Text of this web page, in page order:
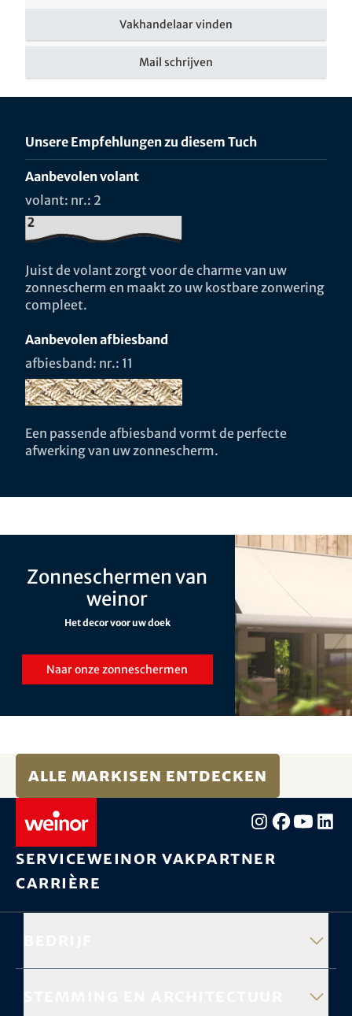
Vakhandelaar vinden
Mail schrijven
Unsere Empfehlungen zu diesem Tuch
Aanbevolen volant
volant: nr.: 2
Juist de volant zorgt voor de charme van uw
zonnescherm en maakt zo uw kostbare zonwering
compleet.
Aanbevolen afbiesband
afbiesband: nr.: 11
Een passende afbiesband vormt de perfecte
afwerking van uw zonnescherm.
Zonneschermen van
weinor
Het decor voor uw doek
Naar onze zonneschermen
Alle Markisen entdecken
Serviceweinor vakpartner
Carrière